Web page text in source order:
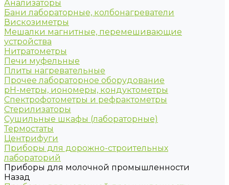
Анализаторы
Бани лабораторные, колбонагреватели
Вискозиметры
Мешалки магнитные, перемешивающие
устройства
Нитратометры
Печи муфельные
Плиты нагревательные
Прочее лабораторное оборудование
рН-метры, иономеры, кондуктометры
Спектрофотометры и рефрактометры
Стерилизаторы
Сушильные шкафы (лабораторные)
Термостаты
Центрифуги
Приборы для дорожно-строительных
лабораторий
Приборы для молочной промышленности
Назад